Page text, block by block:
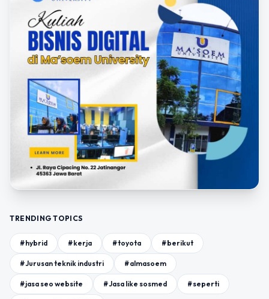
TRENDING TOPICS
#hybrid #kerja #toyota #berikut
#Jurusan teknik industri #almasoem
#jasa seo website #Jasa like sosmed #seperti